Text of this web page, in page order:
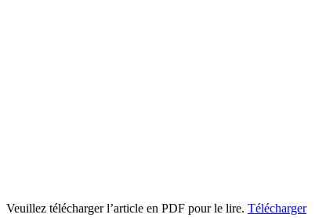
Veuillez télécharger l’article en PDF pour le lire. Télécharger